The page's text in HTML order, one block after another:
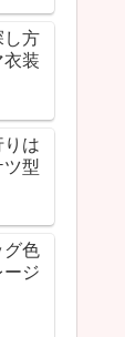
し方
衣装
は
ツ型
グ色
ージ